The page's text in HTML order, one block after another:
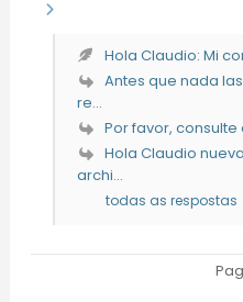
Hola Claudio: Mi
Antes que nada
re...
Por favor,
Hola Claudio
archi...
todas as respostas